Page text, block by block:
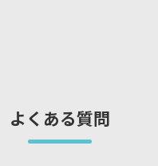
よくある質問